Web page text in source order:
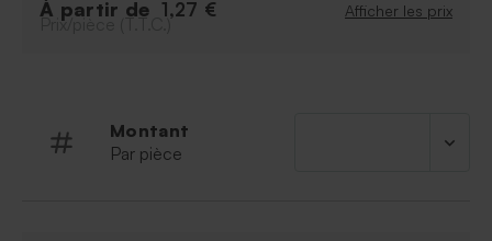
Police et couleur de la police
À partir de 1,27 € Afficher les prix
Prix/pièce (T.T.C.)
Montant
Par pièce